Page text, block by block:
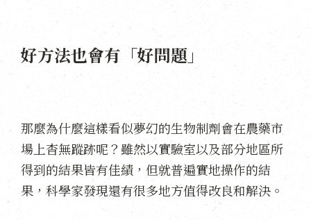
好方法也會有「好問題」
那麼為什麼這樣看似夢幻的生物制劑會在農藥市
場上杳無蹤跡呢？雖然以實驗室以及部分地區所
得到的結果皆有佳績，但就普遍實地操作的結
果，科學家發現還有很多地方值得改良和解決。